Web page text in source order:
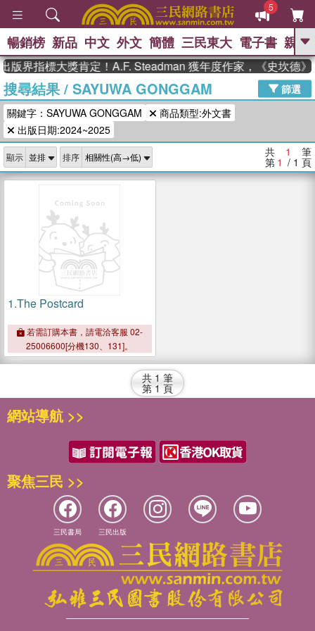
5
GO
熱搜： 東野圭吾 、 高希均教授回憶錄
、 The Odyssey 、 父親節 、 如果歷
史是一群喵 、 暑期推薦
登輝時代 、 數學女孩：黎曼猜想 、
偉大的迷走神經
暢銷榜 新品 中文 外文 簡體 三民東大 電子書 親子
版界指標大獎肯定！A.F. Steadman 獲年度作家，《史坎德》
搜尋結果/ SAYUWA GONGGAM
篩選
關鍵字：SAYUWA GONGGAM
商品類型:外文書
出版日期:2024~2025
顯示 排序 共 1 筆
第 1 / 1 頁
1.The Postcard
若需訂購本書，請電洽客服 02-
25006600[分機130、131]。
共 1 筆
第 1 頁
網站導航 >>
聚焦三民 >>
三民書局 三民出版